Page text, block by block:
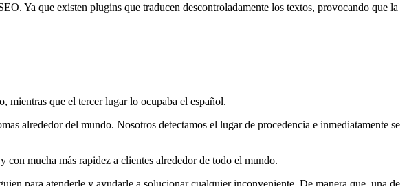
Ya que existen plugins que traducen descontroladamente los textos, provocando que la
mientras que el tercer lugar lo ocupaba el español.
alrededor del mundo. Nosotros detectamos el lugar de procedencia e inmediatamente se
con mucha más rapidez a clientes alrededor de todo el mundo.
para atenderle y ayudarle a solucionar cualquier inconveniente. De manera que, una de